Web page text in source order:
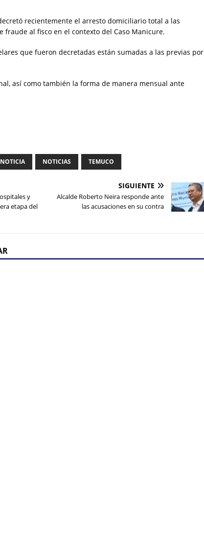
recientemente el arresto domiciliario total a las
al fisco en el contexto del Caso Manicure.
que fueron decretadas están sumadas a las previas por
así como también la forma de manera mensual ante
NOTICIA NOTICIAS TEMUCO
y
etapa del
SIGUIENTE
Alcalde Roberto Neira responde ante
las acusaciones en su contra